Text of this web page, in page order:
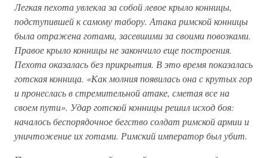
Легкая пехота увлекла за собой левое крыло конницы,
подступившей к самому табору. Атака римской конницы
была отражена готами, засевшими за своими повозками.
Правое крыло конницы не закончило еще построения.
Пехота оказалась без прикрытия. В это время показалась
готская конница. «Как молния появилась она с крутых гор
и пронеслась в стремительной атаке, сметая все на
своем пути». Удар готской конницы решил исход боя:
началось беспорядочное бегство солдат римской армии и
уничтожение их готами. Римский император был убит.